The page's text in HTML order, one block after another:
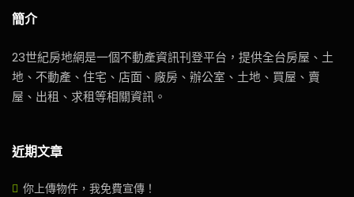
簡介
23世紀房地網是一個不動產資訊刊登平台，提供全台房屋、土
地、不動產、住宅、店面、廠房、辦公室、土地、買屋、賣
屋、出租、求租等相關資訊。
近期文章
你上傳物件，我免費宣傳！